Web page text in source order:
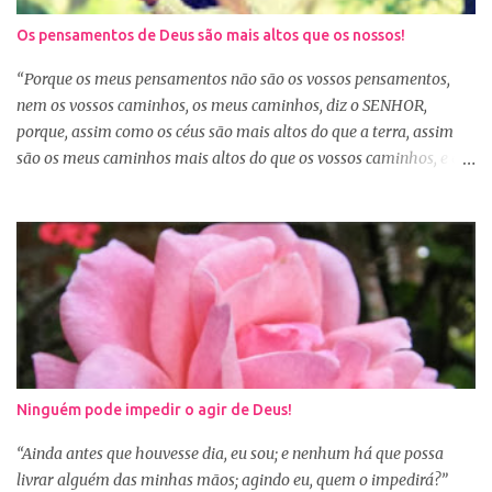
nosso coração desejava, mas é o desejo do coração de Deus. E
sabemos que Deus é perfeito e tem o melhor para nós. Consagrar
tudo a Deus e fazer a Sua vontade, é a garantia de que tudo dará
certo. Logo pela manhã, consagre s...
Os pensamentos de Deus são mais altos que os nossos!
“Porque os meus pensamentos não são os vossos pensamentos,
nem os vossos caminhos, os meus caminhos, diz o SENHOR,
porque, assim como os céus são mais altos do que a terra, assim
são os meus caminhos mais altos do que os vossos caminhos, e os
poderemos ser surpreendidos ou decepcionados com a maneira de
Deus agir. Deus não age conforme a ótica humana. Às vezes
pedimos algo a Deus sem saber se é a vontade d’Ele para nossa
vida, claro que podemos pedir, mas a vontade de Deus sempre
prevalecerá. Nem sempre, a nossa vontade é a vontade de Deus,
mas a Palavra nos garante que os caminhos e os pensamentos de
Deus são bem maiores que os nossos, se é assim, fiquemos
tranquilas, pois tudo que vem de Deus é bom. Porém, se Deus
entregar o governo da nossa vida a nós, ou seja, deixar que a nossa
vontade prevaleça, vamos acabar infelizes e frustradas, porque só
Ninguém pode impedir o agir de Deus!
“Ainda antes que houvesse dia, eu sou; e nenhum há que possa
livrar alguém das minhas mãos; agindo eu, quem o impedirá?”